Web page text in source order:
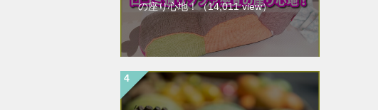
の座り心地！（14,011 view）